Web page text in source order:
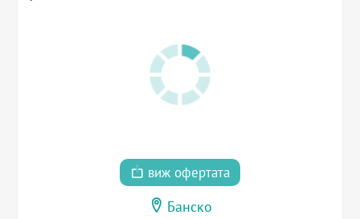
виж офертата
Банско